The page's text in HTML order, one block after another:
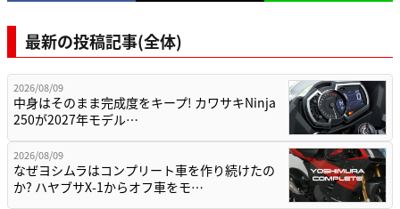
最新の投稿記事(全体)
2026/08/09
中身はそのまま完成度をキープ! カワサキNinja
250が2027年モデル…
2026/08/09
なぜヨシムラはコンプリート車を作り続けたの
か? ハヤブサX-1からオフ車をモ…